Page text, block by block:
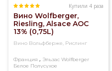
раз.
Доставка
вина
Купили 4 раза
Вино Wolfberger,
Riesling, Alsace AOC
13% (0,75L)
Вино Вольфберже, Рислинг
Франция , Эльзас Wolfberger
Белое Полусухое